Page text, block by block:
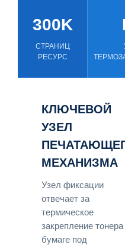
300K
СТРАНИЦ
РЕСУРС
КЛЮЧЕВОЙ
УЗЕЛ
МЕХАНИЗМА
Узел фиксации
отвечает за
термическое
закрепление тонера
бумаге под